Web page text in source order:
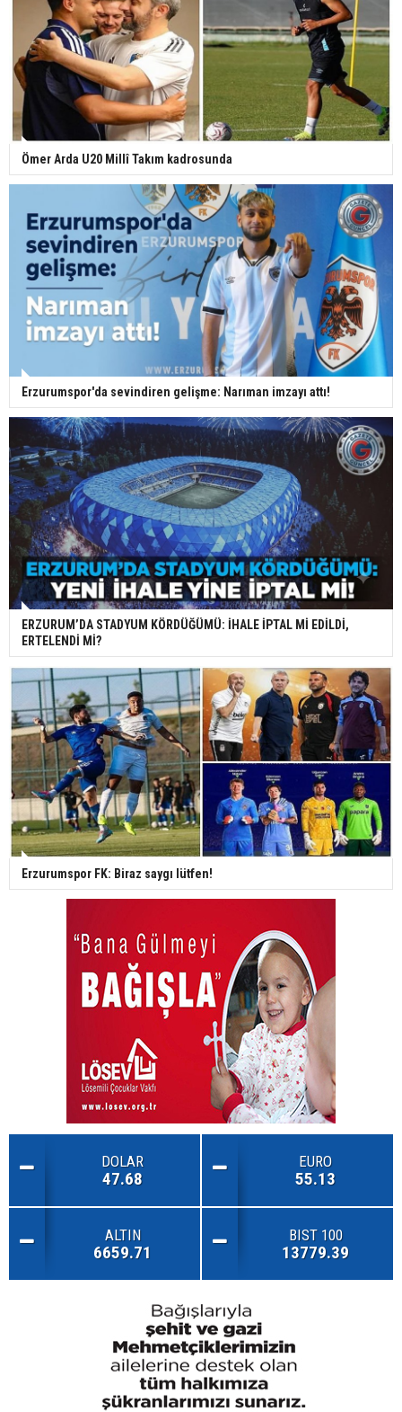
Ömer Arda U20 Millî Takım kadrosunda
Erzurumspor'da sevindiren gelişme: Narıman imzayı attı!
ERZURUM’DA STADYUM KÖRDÜĞÜMÜ: İHALE İPTAL Mİ EDİLDİ,
ERTELENDİ Mİ?
Erzurumspor FK: Biraz saygı lütfen!
DOLAR
47.68
EURO
55.13
ALTIN
6659.71
BIST 100
13779.39